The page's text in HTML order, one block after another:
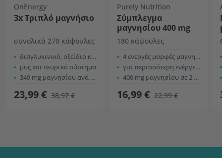
OnEnergy
3x Τριπλό μαγνήσιο
συνολικά 270 κάψουλες
δισγλυκινικό, οξείδιο και γαλακτικό
μυς και νευρικό σύστημα
349 mg μαγνησίου ανά δόση
23,99 € 38,97 €
Purely Nutrition
Σύμπλεγμα
μαγνησίου 400 mg
180 κάψουλες
4 ενεργές μορφές μαγνησίου
για περισσότερη ενέργεια και υποστήριξη της λειτουργίας των μυών
400 mg μαγνησίου σε 2 κάψουλες
16,99 € 22,99 €